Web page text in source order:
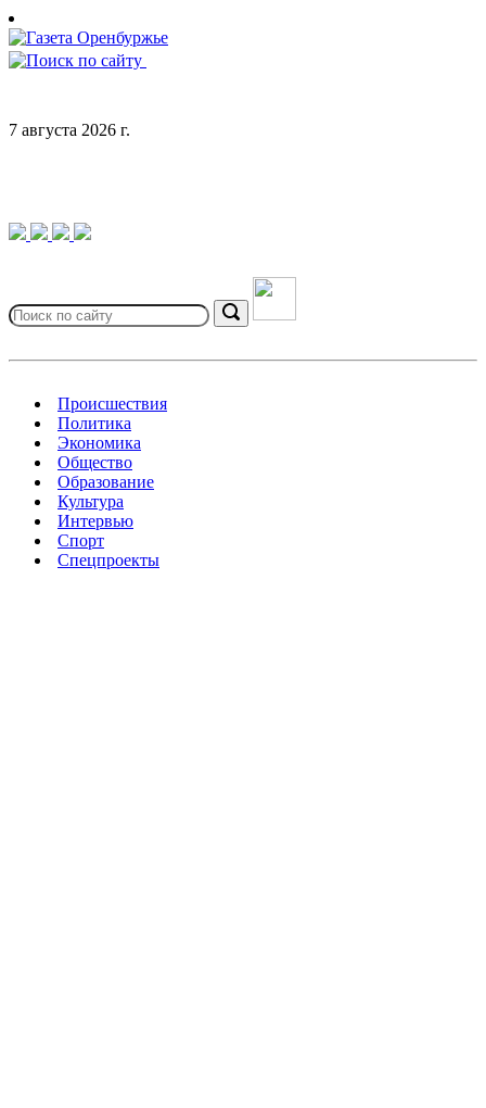
Skip
to
content
7 августа 2026 г.
for:
Search
Происшествия
Политика
Экономика
Общество
Образование
Культура
Интервью
Спорт
Спецпроекты